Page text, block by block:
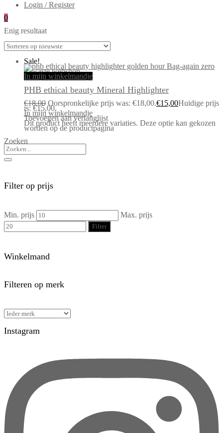
Login / Register
0
Enig resultaat
Sale!
In mijn winkelmandje
PHB ethical beauty Mineral Highlighter
€18,00 Oorspronkelijke prijs was: €18,00.€15,00Huidige prijs
is: €15,00.
In mijn winkelmandje
Toevoegen aan verlanglijst
Dit product heeft meerdere variaties. Deze optie kan gekozen
worden op de productpagina
Zoeken
Filter op prijs
Min. prijs Max. prijs
Filter
Winkelmand
Filteren op merk
Instagram